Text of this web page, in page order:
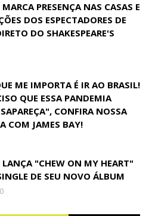
PRESENÇA NAS CASAS E
DOS ESPECTADORES DE
DO SHAKESPEARE'S
ME IMPORTA É IR AO BRASIL!
QUE ESSA PANDEMIA
CONFIRA NOSSA
COM JAMES BAY!
LANÇA "CHEW ON MY HEART"
DE SEU NOVO ÁLBUM